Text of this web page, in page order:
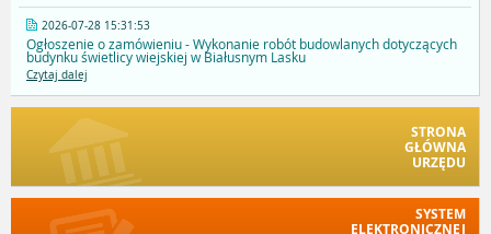
2026-07-28 15:31:53
Ogłoszenie o zamówieniu - Wykonanie robót budowlanych dotyczących
budynku świetlicy wiejskiej w Białusnym Lasku
Czytaj dalej
STRONA
GŁÓWNA
URZĘDU
SYSTEM
ELEKTRONICZNEJ